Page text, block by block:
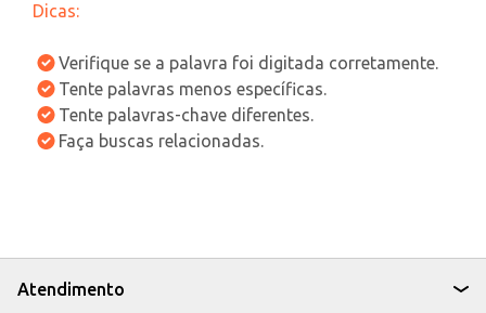
Dicas:
Verifique se a palavra foi digitada corretamente.
Tente palavras menos específicas.
Tente palavras-chave diferentes.
Faça buscas relacionadas.
Atendimento